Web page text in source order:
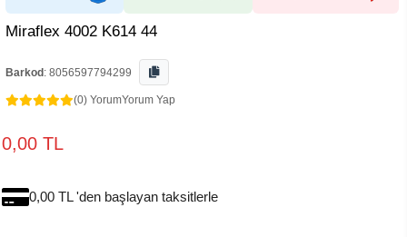
Miraflex 4002 K614 44
Barkod : 8056597794299
(0) YorumYorum Yap
0,00 TL
0,00 TL 'den başlayan taksitlerle